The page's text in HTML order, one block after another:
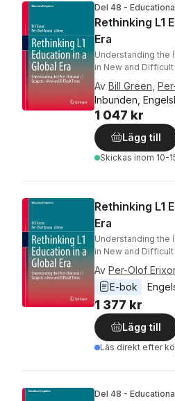
Del 48 -
Rethinking L1
Era
Understanding the
in New and
Av Bill Green
Inbunden,
1 047 kr
Lägg till
Skickas inom 10-
Rethinking L1
Era
Understanding the
in New and
Av Per-Olof
E-bok
1 377 kr
Lägg till
Läs direkt efter
Del 48 -